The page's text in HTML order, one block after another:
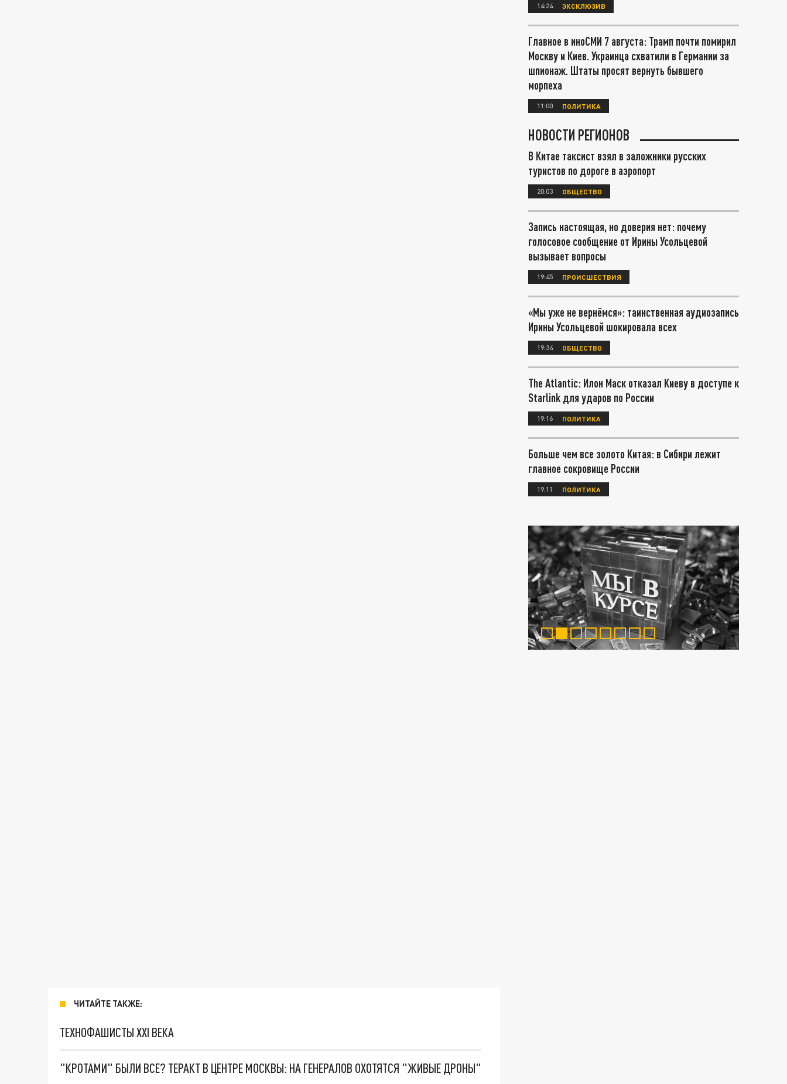
ЧИТАЙТЕ ТАКЖЕ:
ТЕХНОФАШИСТЫ XXI ВЕКА
"КРОТАМИ" БЫЛИ ВСЕ? ТЕРАКТ В ЦЕНТРЕ МОСКВЫ: НА ГЕНЕРАЛОВ ОХОТЯТСЯ "ЖИВЫЕ ДРОНЫ"
14:24 ЭКСКЛЮЗИВ
Главное в иноСМИ 7 августа: Трамп почти помирил
Москву и Киев. Украинца схватили в Германии за
шпионаж. Штаты просят вернуть бывшего
морпеха
11:00 ПОЛИТИКА
НОВОСТИ РЕГИОНОВ
В Китае таксист взял в заложники русских
туристов по дороге в аэропорт
20:03 ОБЩЕСТВО
Запись настоящая, но доверия нет: почему
голосовое сообщение от Ирины Усольцевой
вызывает вопросы
19:45 ПРОИСШЕСТВИЯ
«Мы уже не вернёмся»: таинственная аудиозапись
Ирины Усольцевой шокировала всех
19:34 ОБЩЕСТВО
The Atlantic: Илон Маск отказал Киеву в доступе к
Starlink для ударов по России
19:16 ПОЛИТИКА
Больше чем все золото Китая: в Сибири лежит
главное сокровище России
19:11 ПОЛИТИКА